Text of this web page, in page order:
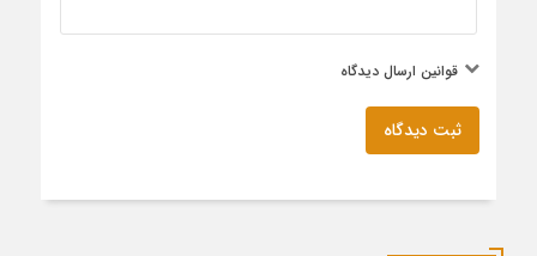
قوانین ارسال دیدگاه
ثبت دیدگاه